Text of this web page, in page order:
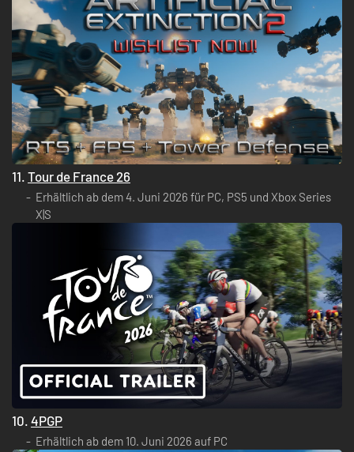
11. Tour de France 26
Erhältlich ab dem 4. Juni 2026 für PC, PS5 und Xbox Series
X|S
10. 4PGP
Erhältlich ab dem 10. Juni 2026 auf PC